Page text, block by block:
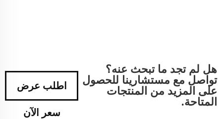
هل لم تجد ما تبحث عنه؟
تواصل مع مستشارينا للحصول
على المزيد من المنتجات
المتاحة.
اطلب عرض
سعر الآن